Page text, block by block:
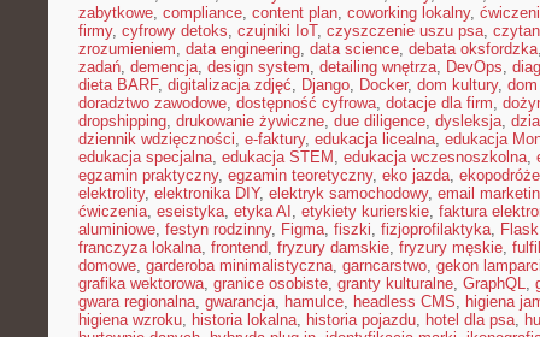
zabytkowe, compliance, content plan, coworking lokalny,
firmy, cyfrowy detoks, czujniki IoT, czyszczenie uszu psa,
zrozumieniem, data engineering, data science, debata oksfordzka
zadań, demencja, design system, detailing wnętrza, DevOps,
dieta BARF, digitalizacja zdjęć, Django, Docker, dom kultury,
doradztwo zawodowe, dostępność cyfrowa, dotacje dla firm,
dropshipping, drukowanie żywiczne, due diligence, dysleksja,
dziennik wdzięczności, e-faktury, edukacja licealna, edukacja
edukacja specjalna, edukacja STEM , edukacja wczesnoszkolna,
egzamin praktyczny, egzamin teoretyczny, eko jazda, ekopodróże
elektrolity, elektronika DIY, elektryk samochodowy, email
ćwiczenia, eseistyka, etyka AI , etykiety kurierskie, faktura
aluminiowe, festyn rodzinny, Figma, fiszki, fizjoprofilaktyka, Flask
franczyza lokalna, frontend, fryzury damskie, fryzury męskie,
domowe, garderoba minimalistyczna, garncarstwo, gekon
grafika wektorowa, granice osobiste, granty kulturalne, GraphQL,
gwara regionalna, gwarancja, hamulce, headless CMS, higiena
higiena wzroku, historia lokalna, historia pojazdu, hotel dla psa,